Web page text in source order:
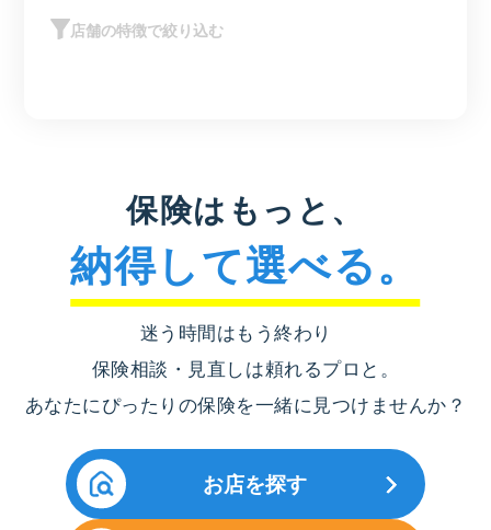
店舗の特徴で絞り込む
保険はもっと、
納得して選べる。
迷う時間はもう終わり
保険相談・見直しは頼れるプロと。
あなたにぴったりの保険を一緒に見つけませんか？
お店を探す